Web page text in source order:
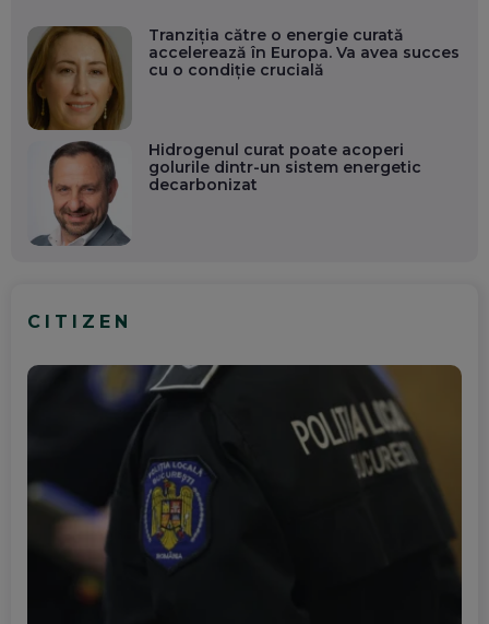
Tranziția către o energie curată
accelerează în Europa. Va avea succes
cu o condiție crucială
Hidrogenul curat poate acoperi
golurile dintr-un sistem energetic
decarbonizat
CITIZEN